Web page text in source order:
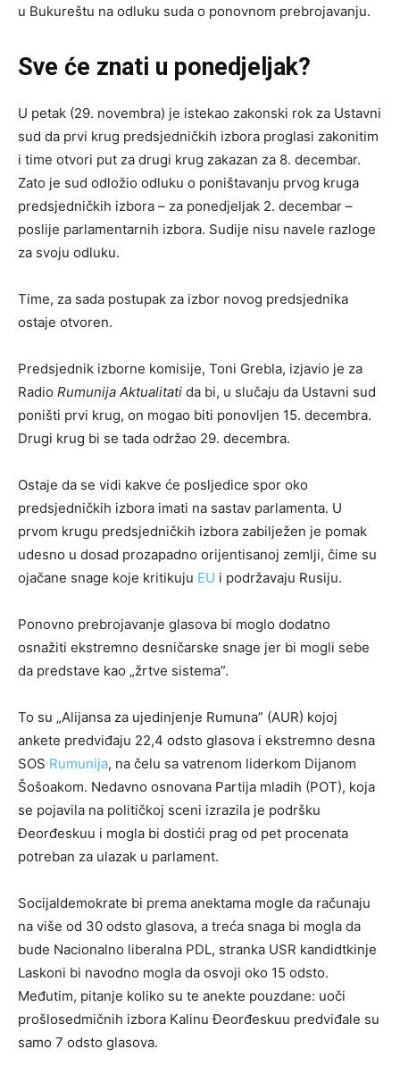
u Bukureštu na odluku suda o ponovnom prebrojavanju.
Sve će znati u ponedjeljak?
U petak (29. novembra) je istekao zakonski rok za Ustavni
sud da prvi krug predsjedničkih izbora proglasi zakonitim
i time otvori put za drugi krug zakazan za 8. decembar.
Zato je sud odložio odluku o poništavanju prvog kruga
predsjedničkih izbora – za ponedjeljak 2. decembar –
poslije parlamentarnih izbora. Sudije nisu navele razloge
za svoju odluku.
Time, za sada postupak za izbor novog predsjednika
ostaje otvoren.
Predsjednik izborne komisije, Toni Grebla, izjavio je za
Radio Rumunija Aktualitati da bi, u slučaju da Ustavni sud
poništi prvi krug, on mogao biti ponovljen 15. decembra.
Drugi krug bi se tada održao 29. decembra.
Ostaje da se vidi kakve će posljedice spor oko
predsjedničkih izbora imati na sastav parlamenta. U
prvom krugu predsjedničkih izbora zabilježen je pomak
udesno u dosad prozapadno orijentisanoj zemlji, čime su
ojačane snage koje kritikuju EU i podržavaju Rusiju.
Ponovno prebrojavanje glasova bi moglo dodatno
osnažiti ekstremno desničarske snage jer bi mogli sebe
da predstave kao „žrtve sistema”.
To su „Alijansa za ujedinjenje Rumuna” (AUR) kojoj
ankete predviđaju 22,4 odsto glasova i ekstremno desna
SOS Rumunija, na čelu sa vatrenom liderkom Dijanom
Šošoakom. Nedavno osnovana Partija mladih (POT), koja
se pojavila na političkoj sceni izrazila je podršku
Đeorđeskuu i mogla bi dostići prag od pet procenata
potreban za ulazak u parlament.
Socijaldemokrate bi prema anektama mogle da računaju
na više od 30 odsto glasova, a treća snaga bi mogla da
bude Nacionalno liberalna PDL, stranka USR kandidtkinje
Laskoni bi navodno mogla da osvoji oko 15 odsto.
Međutim, pitanje koliko su te anekte pouzdane: uoči
prošlosedmičnih izbora Kalinu Đeorđeskuu predviđale su
samo 7 odsto glasova.